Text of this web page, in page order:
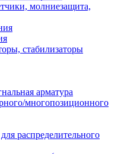
молниезащита,
стабилизаторы
арматура
многопозиционного
распределительного